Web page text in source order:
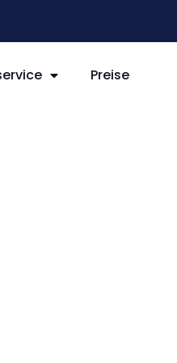
Preise